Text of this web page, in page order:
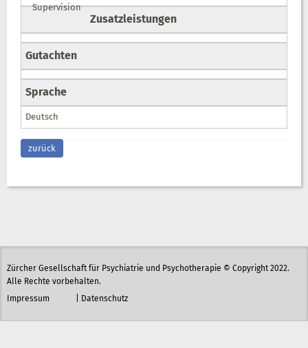
Supervision
Zusatzleistungen
Gutachten
Sprache
Deutsch
zurück
Zürcher Gesellschaft für Psychiatrie und Psychotherapie © Copyright 2022.
Alle Rechte vorbehalten.
Impressum
| Datenschutz